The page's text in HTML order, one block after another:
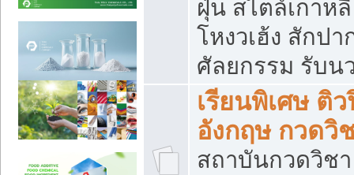
ฝุ่น สไตล์เกาห
โหงวเฮ้ง สักป
ศัลยกรรม รับน
เรียนพิเศษ ติ
อังกฤษ กวดวิ
สถาบันกวดวิช